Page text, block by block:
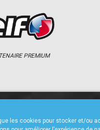
les cookies pour stocker et/ou
PREMIUM
ACTUS